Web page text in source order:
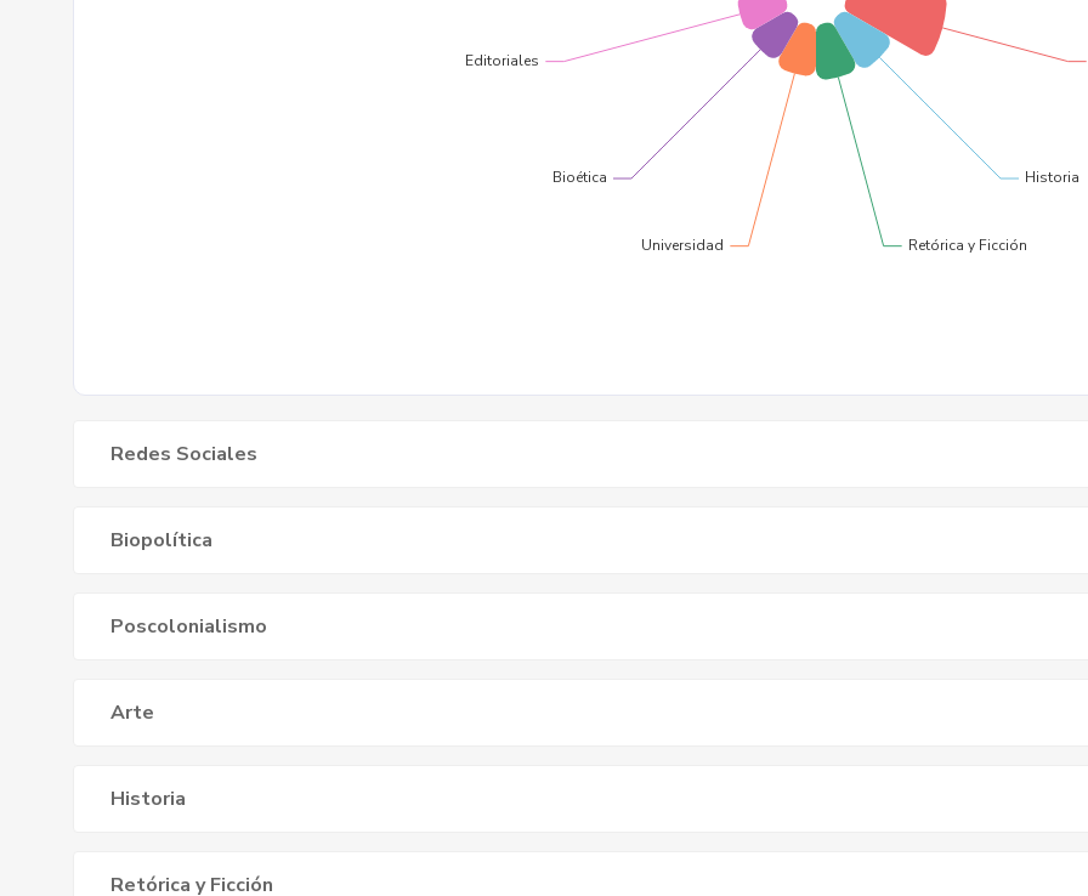
Redes Sociales
Biopolítica
Poscolonialismo
Arte
Historia
Retórica y Ficción